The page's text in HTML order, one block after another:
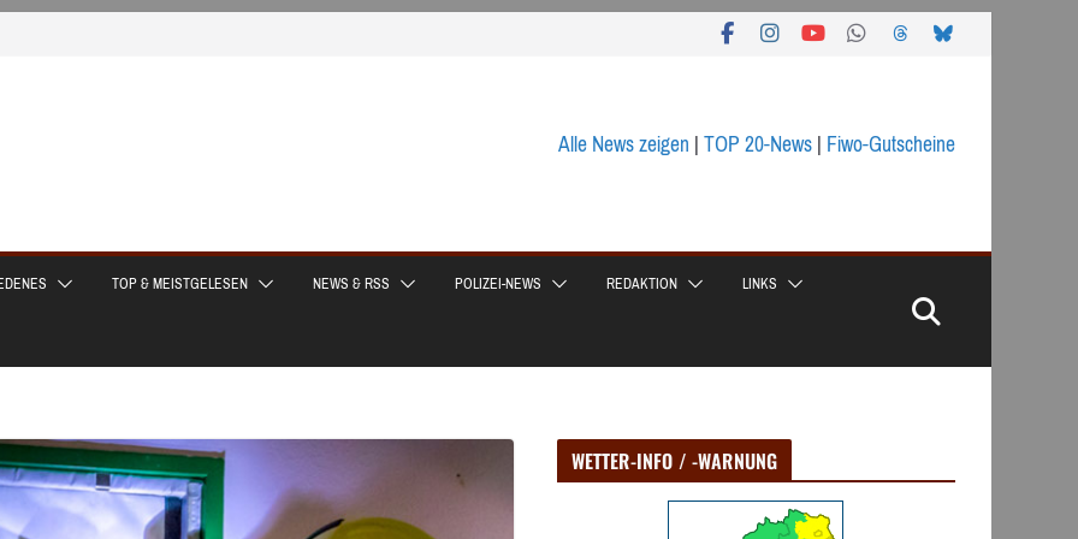
Alle News zeigen|TOP 20-News|Fiwo-Gutscheine
TOP & MEISTGELESEN NEWS & RSS POLIZEI-NEWS REDAKTION LINKS
WETTER-INFO / -WARNUNG